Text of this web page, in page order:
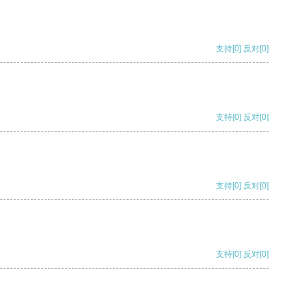
支持[0] 反对[0]
支持[0] 反对[0]
支持[0] 反对[0]
支持[0] 反对[0]